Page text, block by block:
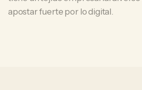
apostar fuerte por lo digital.